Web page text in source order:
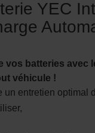
YEC
vos batteries avec
véhicule !
entretien optimal